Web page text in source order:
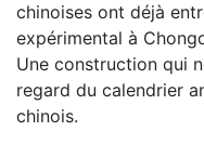
chinoises ont déjà
expérimental à
Une construction qui
regard du calendrier
chinois.